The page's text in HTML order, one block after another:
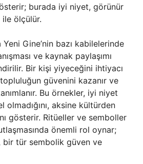
burada iyi niyet, görünür
ölçülür.
Yeni Gine’nin bazı kabilelerinde
ve kaynak paylaşımı
Bir kişi yiyeceğini ihtiyacı
güvenini kazanır ve
Bu örnekler, iyi niyet
olmadığını, aksine kültürden
gösterir. Ritüeller ve semboller
önemli rol oynar;
bir tür sembolik güven ve